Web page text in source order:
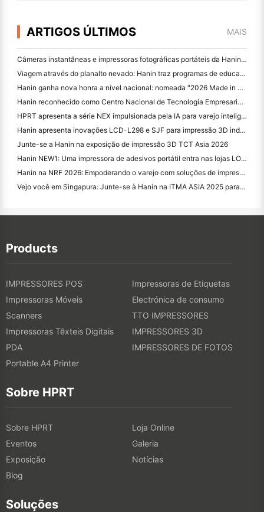
ARTIGOS ÚLTIMOS MAIS
Câmeras instantâneas e impressoras fotográficas portáteis da Hanin atraem forte interesse na IEAE Shenzhen 2026
Viagem através do planalto nevado: Hanin traz programas de educação em fotografia para crianças em Qamdo
Hanin ganha nova honra a nível nacional: nomeada "2026 Made in China · Marca confiável pelos consumidores"
Hanin reconhecido como Centro Nacional de Tecnologia Empresarial para Liderança na Inovação
HPRT apresenta a série NEX impulsionada pela IA para varejo inteligente na CHINASHOP 2026
Hanin apresenta inovações LCD-L298 e SJF para impressão 3D industrial na TCT Asia 2026
Junte-se a Hanin na exposição de impressão 3D TCT Asia 2026
Hanin NEW1: Uma impressora de adesivos portátil entra nas lojas LOFT do Japão
Hanin na NRF 2026: Empoderando o varejo com soluções de impressão inteligentes de cenário completo
Vejo você em Singapura: Junte-se à Hanin na ITMA ASIA 2025 para testemunhar a mais recente tecnologia de impressão digital
Products
IMPRESSORES POS
Impressoras de Etiquetas
Impressoras Móveis
Electrónica de consumo
Scanners
TTO IMPRESSORES
Impressoras Têxteis Digitais
IMPRESSORES 3D
PDA
IMPRESSORES DE FOTOS
Portable A4 Printer
Sobre HPRT
Sobre HPRT
Loja Online
Eventos
Galeria
Exposição
Notícias
Blog
Soluções